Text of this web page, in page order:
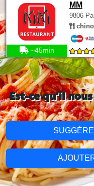
MM
9806
~45min
Est-ce qu'il